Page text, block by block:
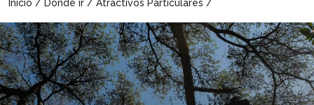
Inicio / Donde ir / Atractivos Particulares /